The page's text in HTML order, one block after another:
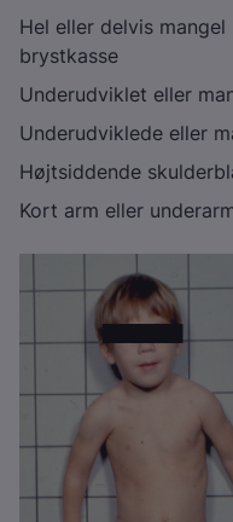
Hel eller delvis
brystkasse
Underudviklet eller
Underudviklede eller
Højtsiddende
Kort arm eller